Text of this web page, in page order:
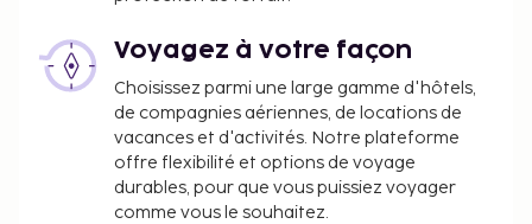
Voyagez à votre façon
Choisissez parmi une large gamme d'hôtels,
de compagnies aériennes, de locations de
vacances et d'activités. Notre plateforme
offre flexibilité et options de voyage
durables, pour que vous puissiez voyager
comme vous le souhaitez.